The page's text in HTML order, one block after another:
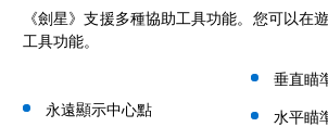
《劍星》支援多種協助工具功能。您可以在
工具功能。
永遠顯示中心點
垂直瞄
水平瞄